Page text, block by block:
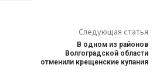
Следующая статья
В одном из районов
Волгоградской области
отменили крещенские купания